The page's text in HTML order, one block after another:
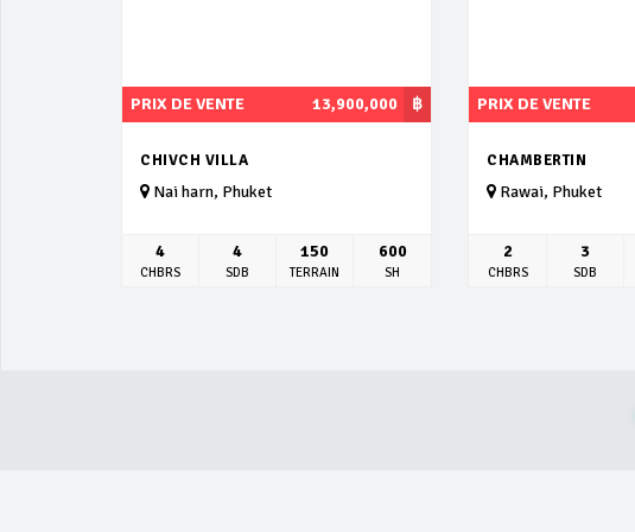
฿
PRIX DE VENTE 13,900,000
CHIVCH VILLA
Nai harn, Phuket
4
CHBRS
4
SDB
150
TERRAIN
600
SH
PRIX DE VENTE
CHAMBERTIN
Rawai, Phuket
2
CHBRS
3
SDB